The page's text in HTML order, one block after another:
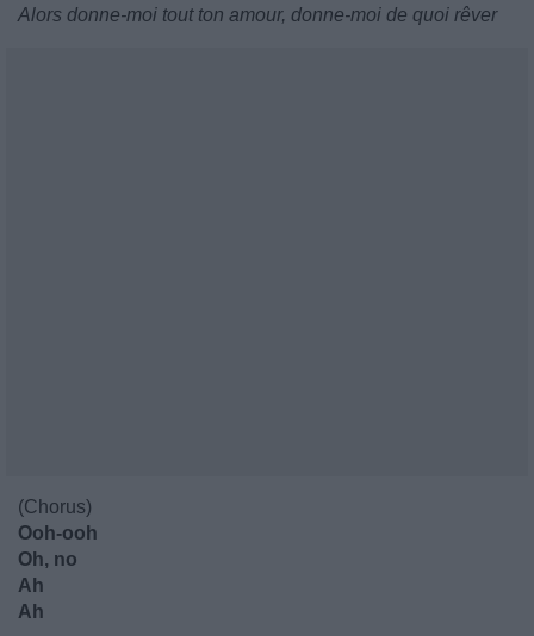
Alors donne-moi tout ton amour, donne-moi de quoi rêver
(Chorus)
Ooh-ooh
Oh, no
Ah
Ah